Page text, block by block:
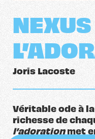
Joris Lacoste
Véritable ode à
richesse de
l’adorationmet